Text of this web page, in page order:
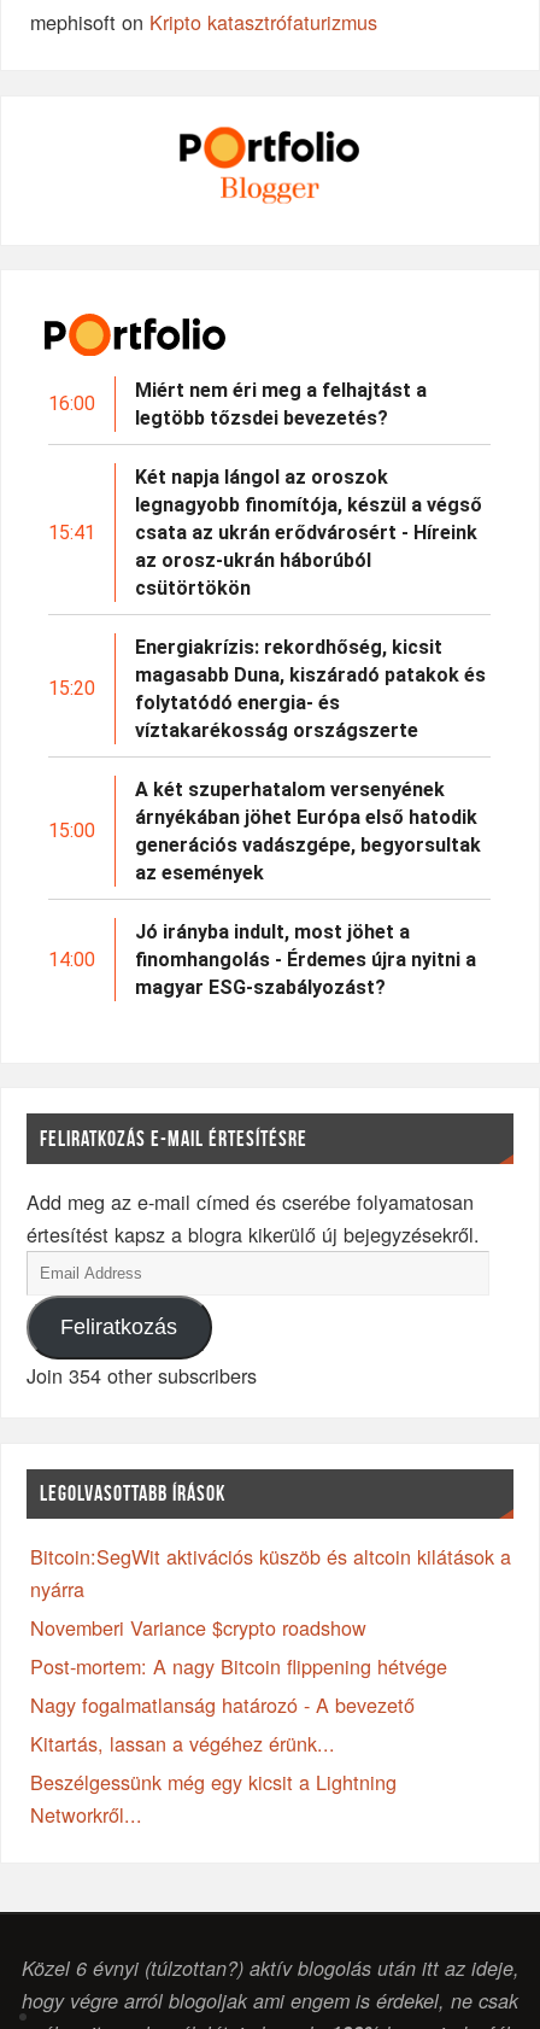
mephisoft on Kripto katasztrófaturizmus
16:00
Miért nem éri meg a felhajtást a
legtöbb tőzsdei bevezetés?
15:41
Két napja lángol az oroszok
legnagyobb finomítója, készül a végső
csata az ukrán erődvárosért - Híreink
az orosz-ukrán háborúból
csütörtökön
15:20
Energiakrízis: rekordhőség, kicsit
magasabb Duna, kiszáradó patakok és
folytatódó energia- és
víztakarékosság országszerte
15:00
A két szuperhatalom versenyének
árnyékában jöhet Európa első hatodik
generációs vadászgépe, begyorsultak
az események
14:00
Jó irányba indult, most jöhet a
finomhangolás - Érdemes újra nyitni a
magyar ESG-szabályozást?
FELIRATKOZÁS E-MAIL ÉRTESÍTÉSRE
Add meg az e-mail címed és cserébe folyamatosan
értesítést kapsz a blogra kikerülő új bejegyzésekről.
Feliratkozás
Join 354 other subscribers
LEGOLVASOTTABB ÍRÁSOK
Bitcoin:SegWit aktivációs küszöb és altcoin kilátások a
nyárra
Novemberi Variance $crypto roadshow
Post-mortem: A nagy Bitcoin flippening hétvége
Nagy fogalmatlanság határozó - A bevezető
Kitartás, lassan a végéhez érünk...
Beszélgessünk még egy kicsit a Lightning
Networkről...
Közel 6 évnyi (túlzottan?) aktív blogolás után itt az ideje,
hogy végre arról blogoljak ami engem is érdekel, ne csak